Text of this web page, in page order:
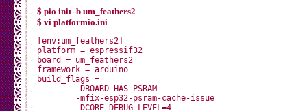
$ pio init -b um_feathers2
$ vi platformio.ini
[env:um_feathers2]
platform = espressif32
board = um_feathers2
framework = arduino
build_flags =